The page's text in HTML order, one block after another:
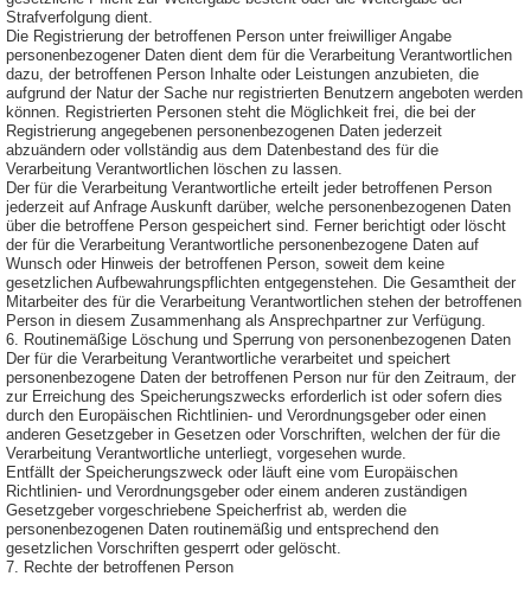
Strafverfolgung dient.
Die Registrierung der betroffenen Person unter freiwilliger Angabe
personenbezogener Daten dient dem für die Verarbeitung Verantwortlichen
dazu, der betroffenen Person Inhalte oder Leistungen anzubieten, die
aufgrund der Natur der Sache nur registrierten Benutzern angeboten werden
können. Registrierten Personen steht die Möglichkeit frei, die bei der
Registrierung angegebenen personenbezogenen Daten jederzeit
abzuändern oder vollständig aus dem Datenbestand des für die
Verarbeitung Verantwortlichen löschen zu lassen.
Der für die Verarbeitung Verantwortliche erteilt jeder betroffenen Person
jederzeit auf Anfrage Auskunft darüber, welche personenbezogenen Daten
über die betroffene Person gespeichert sind. Ferner berichtigt oder löscht
der für die Verarbeitung Verantwortliche personenbezogene Daten auf
Wunsch oder Hinweis der betroffenen Person, soweit dem keine
gesetzlichen Aufbewahrungspflichten entgegenstehen. Die Gesamtheit der
Mitarbeiter des für die Verarbeitung Verantwortlichen stehen der betroffenen
Person in diesem Zusammenhang als Ansprechpartner zur Verfügung.
6. Routinemäßige Löschung und Sperrung von personenbezogenen Daten
Der für die Verarbeitung Verantwortliche verarbeitet und speichert
personenbezogene Daten der betroffenen Person nur für den Zeitraum, der
zur Erreichung des Speicherungszwecks erforderlich ist oder sofern dies
durch den Europäischen Richtlinien- und Verordnungsgeber oder einen
anderen Gesetzgeber in Gesetzen oder Vorschriften, welchen der für die
Verarbeitung Verantwortliche unterliegt, vorgesehen wurde.
Entfällt der Speicherungszweck oder läuft eine vom Europäischen
Richtlinien- und Verordnungsgeber oder einem anderen zuständigen
Gesetzgeber vorgeschriebene Speicherfrist ab, werden die
personenbezogenen Daten routinemäßig und entsprechend den
gesetzlichen Vorschriften gesperrt oder gelöscht.
7. Rechte der betroffenen Person